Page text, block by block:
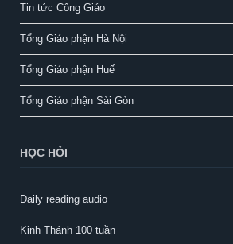
Tin tức Công Giáo
Tổng Giáo phận Hà Nội
Tổng Giáo phận Huế
Tổng Giáo phận Sài Gòn
HỌC HỎI
Daily reading audio
Kinh Thánh 100 tuần